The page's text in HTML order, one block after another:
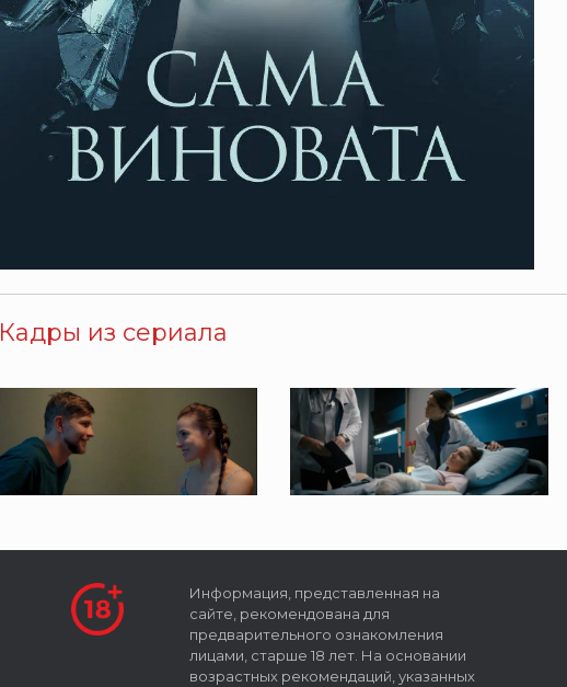
Кадры из сериала
Информация, представленная на
сайте, рекомендована для
предварительного ознакомления
лицами, старше 18 лет. На основании
возрастных рекомендаций, указанных